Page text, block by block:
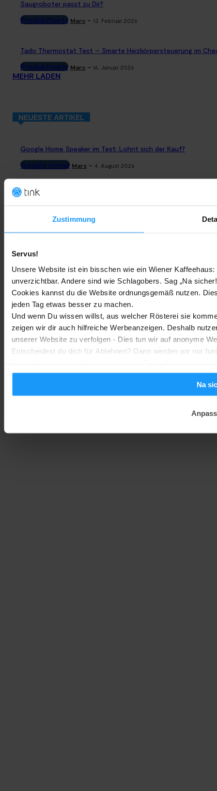
Zustimmung
Servus!
Unsere Website ist ein bisschen wie ein Wiener
unverzichtbar. Andere sind wie Schlagobers. Sag „Na
Cookies kannst du die Website ordnungsgemäß nutzen.
jeden Tag etwas besser zu machen.
Und wenn Du wissen willst, aus welcher Rösterei sie
zeigen wir dir auch hilfreiche Werbeanzeigen. Deshalb
unserer Website zu verfolgen - Dies tun wir auf anonyme
Entscheidest du dich für Ablehnen? Dann werden wir nur
Na
Saugroboter passt zu Dir?
Produkttests Marc - 13. Februar 2026
Tado Thermostat Test – Smarte Heizkörpersteuerung im
Produkttests Marc - 16. Januar 2026
MEHR LADEN
NEUESTE ARTIKEL
Google Home Speaker im Test: Lohnt sich der Kauf?
Google Home Marc - 4. August 2026
Rauchmelder Test 2026: Die besten smarten Modelle für Dein
Bestenlisten Marc - 3. August 2026
Sony WH-CH730N geleakt: Alles zu Sonys neuen Budget-
Trends & Technologien Marc - 2. August 2026
Homematic IP Kamera: Die neue Kamerafamilie im Überblick
Smarte Sicherheit Marc 1. August 2026
MEHR LADEN